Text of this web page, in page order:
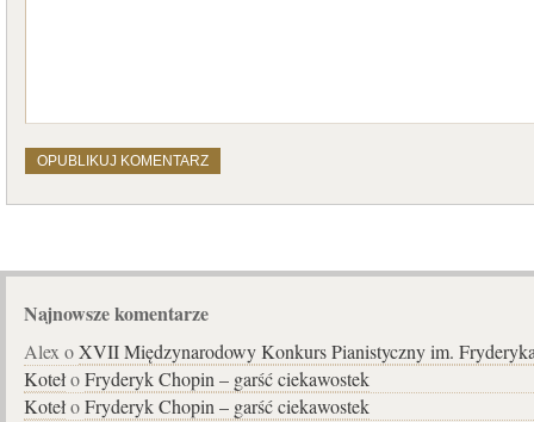
Najnowsze komentarze
Alex oXVII Międzynarodowy Konkurs Pianistyczny im.
KotełoFryderyk Chopin – garść ciekawostek
KotełoFryderyk Chopin – garść ciekawostek